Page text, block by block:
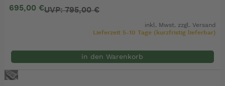
695,00 €UVP: 795,00 €
inkl. Mwst. zzgl.Versand
Lieferzeit 5-10 Tage (kurzfristig lieferbar)
in den Warenkorb